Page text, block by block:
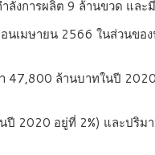
การผลิต 9 ล้านขวด และ
มษายน 2566 ในส่วนข
ล้านบาทในปี
ปี 2020 อยู่ที่ 2%) และป